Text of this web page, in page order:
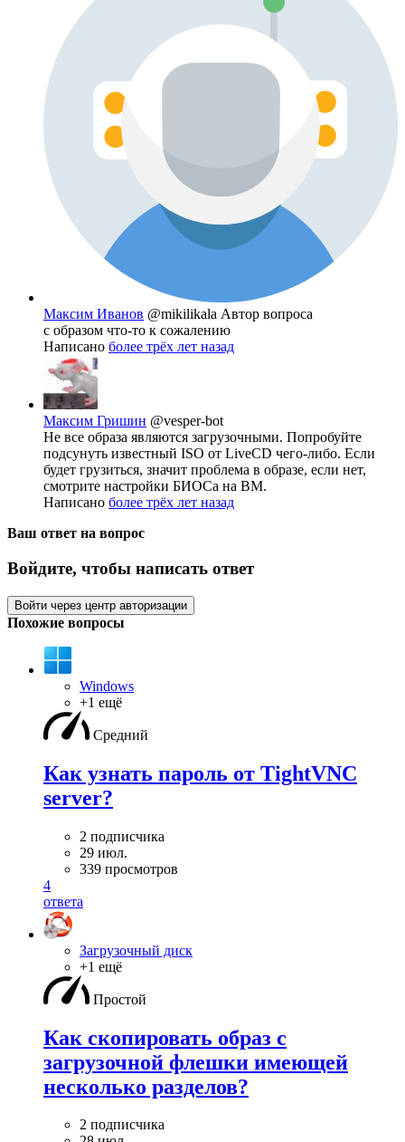
Максим Иванов @mikilikala Автор вопроса
с образом что-то к сожалению
Написано более трёх лет назад
Максим Гришин @vesper-bot
Не все образа являются загрузочными. Попробуйте
подсунуть известный ISO от LiveCD чего-либо. Если
будет грузиться, значит проблема в образе, если нет,
смотрите настройки БИОСа на ВМ.
Написано более трёх лет назад
Ваш ответ на вопрос
Войдите, чтобы написать ответ
Войти через центр авторизации
Похожие вопросы
Windows
+1 ещё
Средний
Как узнать пароль от TightVNC
server?
2 подписчика
29 июл.
339 просмотров
4
ответа
Загрузочный диск
+1 ещё
Простой
Как скопировать образ с
загрузочной флешки имеющей
несколько разделов?
2 подписчика